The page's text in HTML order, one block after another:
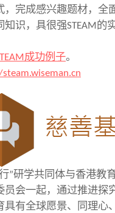
，完成感兴趣题材，全
知识，具很强STEAM
成功例子。
”研学共同体与香港教
员会一起，通过推进探
具有全球愿景、同理心